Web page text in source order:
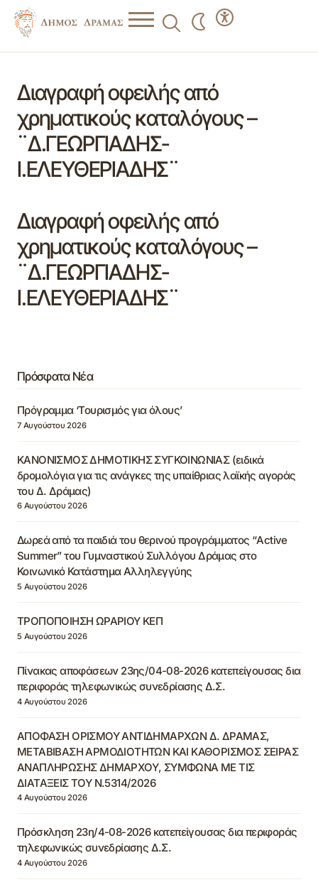
Διαγραφή οφειλής από
χρηματικούς καταλόγους –
¨Δ.ΓΕΩΡΓΙΑΔΗΣ-
Ι.ΕΛΕΥΘΕΡΙΑΔΗΣ¨
Διαγραφή οφειλής από
χρηματικούς καταλόγους –
¨Δ.ΓΕΩΡΓΙΑΔΗΣ-
Ι.ΕΛΕΥΘΕΡΙΑΔΗΣ¨
Πρόσφατα Νέα
Πρόγραμμα ‘Τουρισμός για όλους’
7 Αυγούστου 2026
ΚΑΝΟΝΙΣΜΟΣ ΔΗΜΟΤΙΚΗΣ ΣΥΓΚΟΙΝΩΝΙΑΣ (ειδικά
δρομολόγια για τις ανάγκες της υπαίθριας λαϊκής αγοράς
του Δ. Δράμας)
6 Αυγούστου 2026
Δωρεά από τα παιδιά του θερινού προγράμματος “Active
Summer” του Γυμναστικού Συλλόγου Δράμας στο
Κοινωνικό Κατάστημα Αλληλεγγύης
5 Αυγούστου 2026
ΤΡΟΠΟΠΟΙΗΣΗ ΩΡΑΡΙΟΥ ΚΕΠ
5 Αυγούστου 2026
Πίνακας αποφάσεων 23ης/04-08-2026 κατεπείγουσας δια
περιφοράς τηλεφωνικώς συνεδρίασης Δ.Σ.
4 Αυγούστου 2026
ΑΠΟΦΑΣΗ ΟΡΙΣΜΟΥ ΑΝΤΙΔΗΜΑΡΧΩΝ Δ. ΔΡΑΜΑΣ,
ΜΕΤΑΒΙΒΑΣΗ ΑΡΜΟΔΙΟΤΗΤΩΝ ΚΑΙ ΚΑΘΟΡΙΣΜΟΣ ΣΕΙΡΑΣ
ΑΝΑΠΛΗΡΩΣΗΣ ΔΗΜΑΡΧΟΥ, ΣΥΜΦΩΝΑ ΜΕ ΤΙΣ
ΔΙΑΤΑΞΕΙΣ ΤΟΥ Ν.5314/2026
4 Αυγούστου 2026
Πρόσκληση 23η/4-08-2026 κατεπείγουσας δια περιφοράς
τηλεφωνικώς συνεδρίασης Δ.Σ.
4 Αυγούστου 2026